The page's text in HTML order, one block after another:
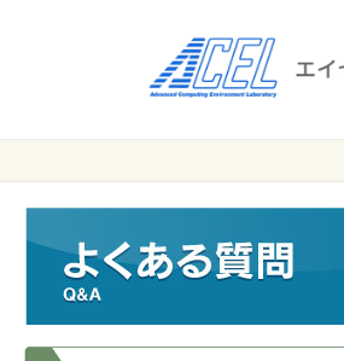
株式会社
の
効
化
セ
株
式
会